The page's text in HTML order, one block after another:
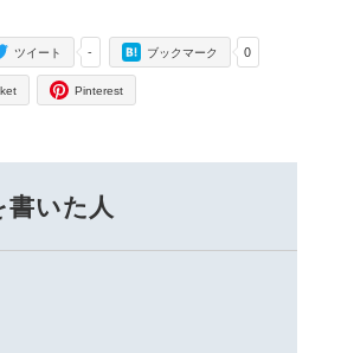
-
ツイート 0
ブックマーク
Pinterest
書いた人